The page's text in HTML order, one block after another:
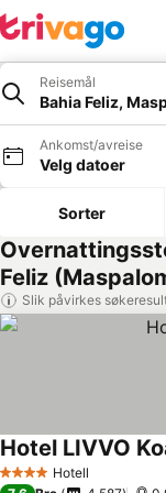
Reisemål
Bahia Feliz,
Ankomst/avreise
Velg datoer
Sorter
Feliz
Slik påvirkes
4 StjernerHotell
Hotel LIVVO